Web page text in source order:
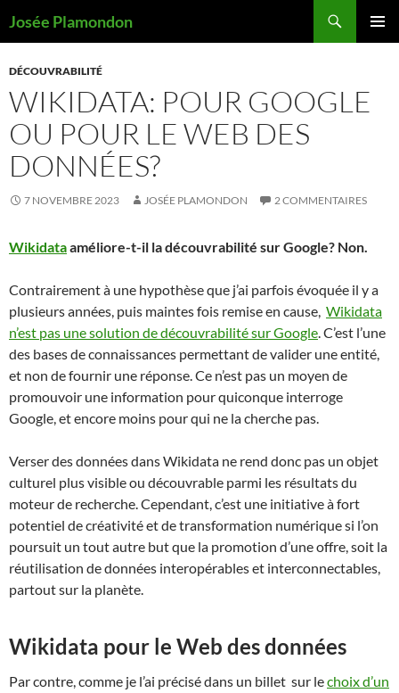
Josée Plamondon
CONTENU
DÉCOUVRABILITÉ
WIKIDATA: POUR GOOGLE
OU POUR LE WEB DES
DONNÉES?
7 NOVEMBRE 2023 JOSÉE PLAMONDON 2 COMMENTAIRES
Wikidataaméliore-t-il la découvrabilité sur Google? Non.
Contrairement à une hypothèse que j’ai parfois évoquée il y a
plusieurs années, puis maintes fois remise en cause, Wikidata
n’est pas une solution de découvrabilité sur Google. C’est l’une
des bases de connaissances permettant de valider une entité,
et non de fournir une réponse. Ce n’est pas un moyen de
promouvoir une information pour quiconque interroge
Google, et encore moins pour qui ne la cherche pas.
Verser des données dans Wikidata ne rend donc pas un objet
culturel plus visible ou découvrable parmi les résultats du
moteur de recherche. Cependant, c’est une initiative à fort
potentiel de créativité et de transformation numérique si l’on
poursuit un tout autre but que la promotion d’une offre, soit la
réutilisation de données interopérables et interconnectables,
partout sur la planète.
Wikidata pour le Web des données
Par contre, comme je l’ai précisé dans un billet sur lechoix d’un